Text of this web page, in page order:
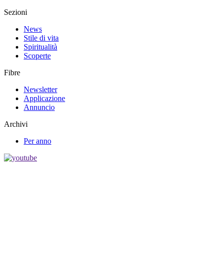
Sezioni
News
Stile di vita
Spiritualità
Scoperte
Fibre
Newsletter
Applicazione
Annuncio
Archivi
Per anno